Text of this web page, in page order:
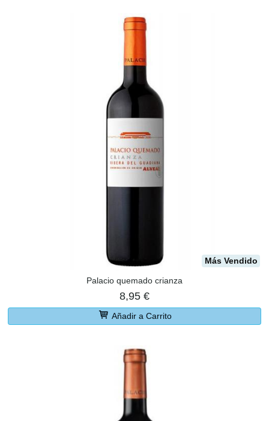
Más Vendido
Palacio quemado crianza
8,95 €
Añadir a Carrito